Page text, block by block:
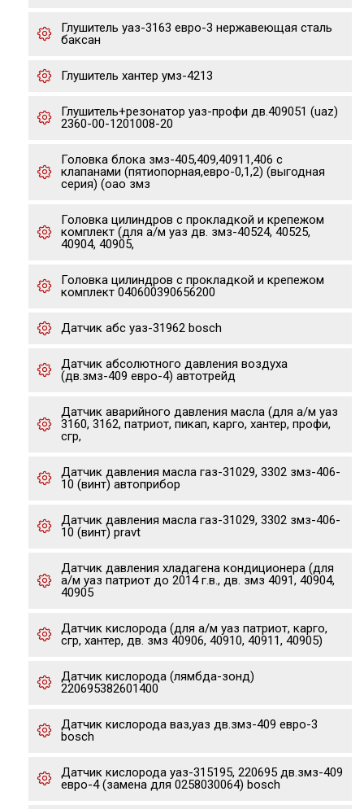
Глушитель уаз-3163 евро-3 нержавеющая сталь
баксан
Глушитель хантер умз-4213
Глушитель+резонатор уаз-профи дв.409051 (uaz)
2360-00-1201008-20
Головка блока змз-405,409,40911,406 с
клапанами (пятиопорная,евро-0,1,2) (выгодная
серия) (оао змз
Головка цилиндров с прокладкой и крепежом
комплект (для а/м уаз дв. змз-40524, 40525,
40904, 40905,
Головка цилиндров с прокладкой и крепежом
комплект 040600390656200
Датчик абс уаз-31962 bosch
Датчик абсолютного давления воздуха
(дв.змз-409 евро-4) автотрейд
Датчик аварийного давления масла (для а/м уаз
3160, 3162, патриот, пикап, карго, хантер, профи,
сгр,
Датчик давления масла газ-31029, 3302 змз-406-
10 (винт) автоприбор
Датчик давления масла газ-31029, 3302 змз-406-
10 (винт) pravt
Датчик давления хладагена кондиционера (для
а/м уаз патриот до 2014 г.в., дв. змз 4091, 40904,
40905
Датчик кислорода (для а/м уаз патриот, карго,
сгр, хантер, дв. змз 40906, 40910, 40911, 40905)
Датчик кислорода (лямбда-зонд)
220695382601400
Датчик кислорода ваз,уаз дв.змз-409 евро-3
bosch
Датчик кислорода уаз-315195, 220695 дв.змз-409
евро-4 (замена для 0258030064) bosch